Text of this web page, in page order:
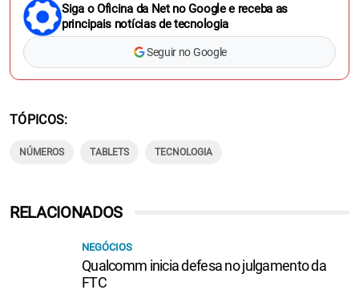
Siga o Oficina da Net no Google e receba as
principais notícias de tecnologia
Seguir no Google
TÓPICOS
NÚMEROS TABLETS TECNOLOGIA
RELACIONADOS
NEGÓCIOS
Qualcomm inicia defesa no julgamento da
FTC